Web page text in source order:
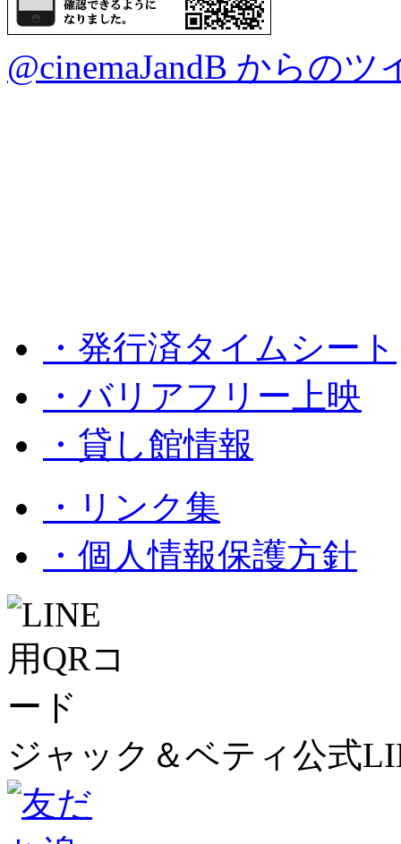
@cinemaJandB からのツ
・発行済タイムシート
・バリアフリー上映
・貸し館情報
・リンク集
・個人情報保護方針
ジャック＆ベティ公式